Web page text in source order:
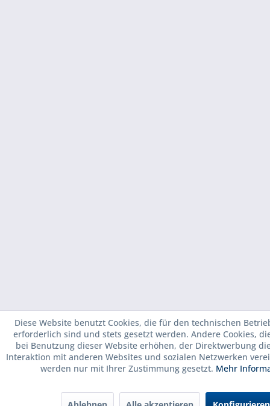
Diese Website benutzt Cookies, die für den technischen
erforderlich sind und stets gesetzt werden. Andere Cookies,
bei Benutzung dieser Website erhöhen, der Direktwerbung
Interaktion mit anderen Websites und sozialen Netzwerken
werden nur mit Ihrer Zustimmung gesetzt. Mehr